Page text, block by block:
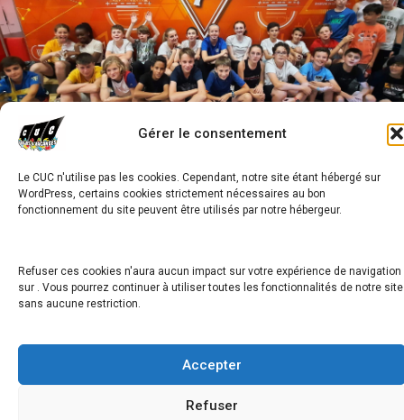
Gérer le consentement
Le CUC n'utilise pas les cookies. Cependant, notre site étant hébergé sur
WordPress, certains cookies strictement nécessaires au bon
fonctionnement du site peuvent être utilisés par notre hébergeur.
Refuser ces cookies n'aura aucun impact sur votre expérience de navigation
sur . Vous pourrez continuer à utiliser toutes les fonctionnalités de notre site
sans aucune restriction.
Accepter
Refuser
PLUS DE 70 ACTIVITES
S30 DU 24 AU 28 JUILLET 2023
STAGE TIRS DE PRÉCISIONS LASER/paintball
S29 - S30 - S31…
Copyright © 2026